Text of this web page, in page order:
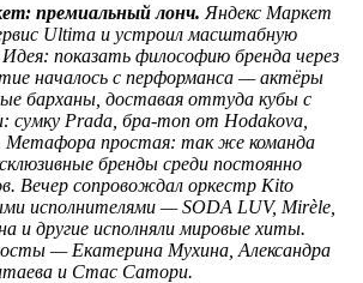
премиальный лонч. Яндекс Маркет
Ultima и устроил масштабную
Идея: показать философию бренда через
началось с перформанса — актёры
барханы, доставая оттуда кубы с
сумку Prada, бра-топ от Hodakova,
Метафора простая: так же команда
бренды среди постоянно
Вечер сопровождал оркестр Kito
исполнителями — SODA LUV, Mirèle,
и другие исполняли мировые хиты.
— Екатерина Мухина, Александра
и Стас Сатори.